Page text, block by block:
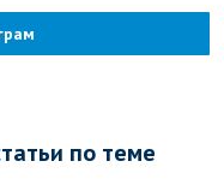
по теме